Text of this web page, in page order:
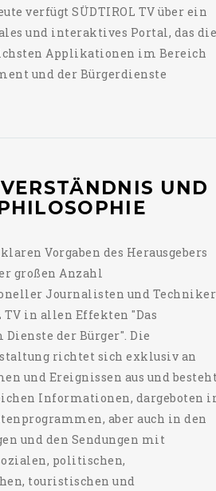
verfügt SÜDTIROL TV über ein
und interaktives Portal, das die
Applikationen im Bereich
und der Bürgerdienste
UND
Vorgaben des Herausgebers
großen Anzahl
Journalisten und Techniker
TV in allen Effekten "Das
Dienste der Bürger". Die
richtet sich exklusiv an
und Ereignissen aus und besteht
Informationen, dargeboten
aber auch in den
und den Sendungen mit
politischen,
touristischen und